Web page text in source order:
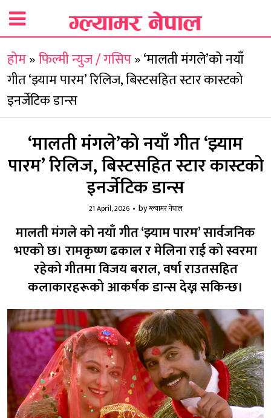
होम»फिल्मी न्युज / गसिप»‘मालती मंगले’को नयाँ
गीत ‘झ्याम पारम’ रिलिज, बिस्टसहित स्टार कास्टको
इनर्जेटिक डान्स
‘मालती मंगले’को नयाँ गीत ‘झ्याम
पारम’ रिलिज, बिस्टसहित स्टार कास्टको
इनर्जेटिक डान्स
21 April, 2026 byग्ल्यामर नेपाल
मालती मंगले को नयाँ गीत ‘झ्याम पारम’ सार्वजनिक
भएको छ। रामकृष्ण ढकाल र मेलिना राई को स्वरमा
रहेको गीतमा विजय बराल, वर्षा राउतसहित
कलाकारहरूको आकर्षक डान्स देख्न सकिन्छ।